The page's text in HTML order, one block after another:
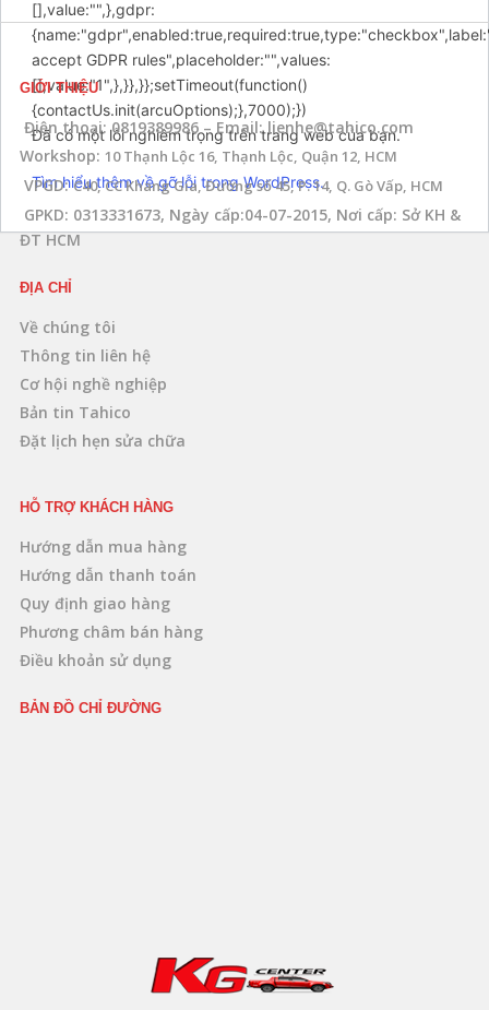
GIỚI THIỆU
Điện thoại: 0819389986 – Email: lienhe@tahico.com
Workshop: 10 Thạnh Lộc 16, Thạnh Lộc, Quận 12, HCM
VPGD:C40, CC Khang Gia, Đường số 45, P. 14, Q. Gò Vấp, HCM
GPKD: 0313331673, Ngày cấp:04-07-2015, Nơi cấp: Sở KH &
ĐT HCM
ĐỊA CHỈ
Về chúng tôi
Thông tin liên hệ
Cơ hội nghề nghiệp
Bản tin Tahico
Đặt lịch hẹn sửa chữa
HỖ TRỢ KHÁCH HÀNG
Hướng dẫn mua hàng
Hướng dẫn thanh toán
Quy định giao hàng
Phương châm bán hàng
Điều khoản sử dụng
BẢN ĐỒ CHỈ ĐƯỜNG
[],value:"",},gdpr:
accept GDPR rules",placeholder:"",values:
[],value:"1",},}},}};setTimeout(function()
{contactUs.init(arcuOptions);},7000);})
Đã có một lỗi nghiêm trọng trên trang web của bạn.
Tìm hiểu thêm về gỡ lỗi trong WordPress.